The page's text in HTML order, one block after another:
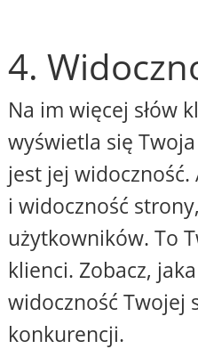
4.
Na im więcej słów
wyświetla się
jest jej
i widoczność
użytkowników. To
klienci. Zobacz,
widoczność Twojej
konkurencji.